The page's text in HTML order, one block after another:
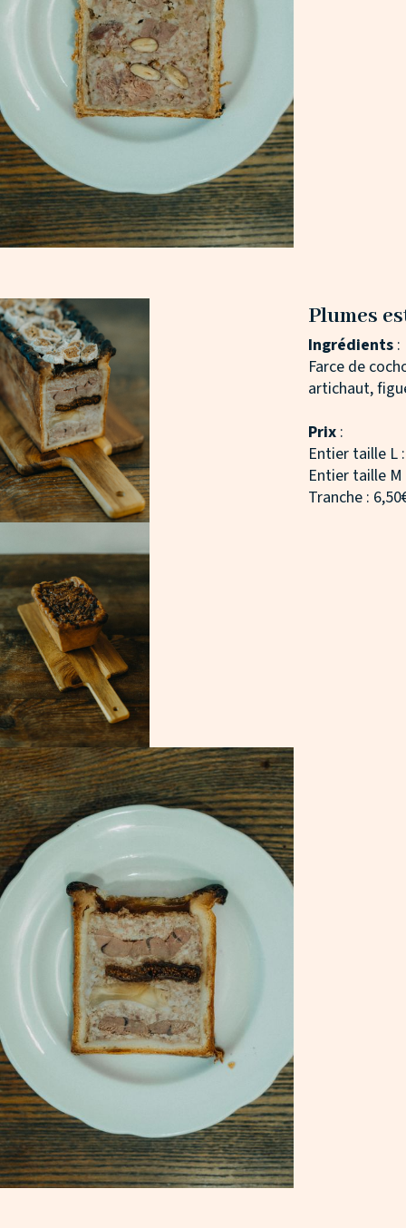
Plumes
Ingrédients :
Farce de
artichaut,
Prix :
Entier taille L
Entier taille M
Tranche :